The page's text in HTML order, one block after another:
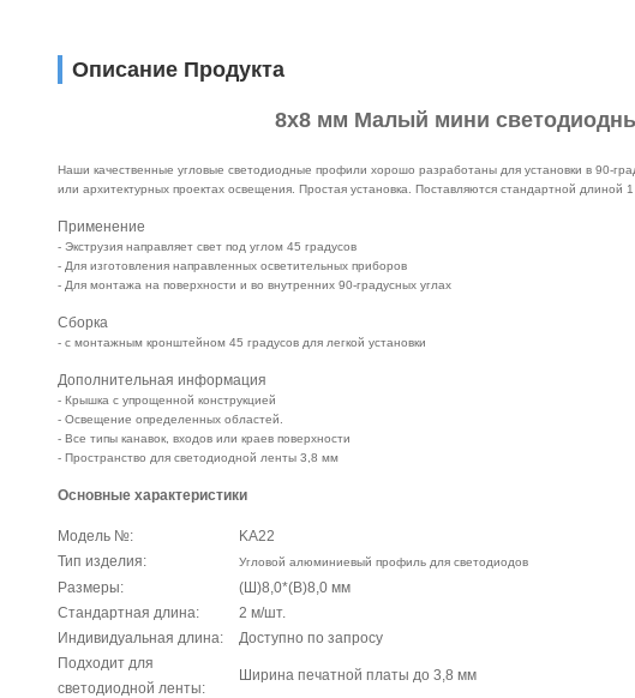
Описание Продукта
8x8 мм Малый мини
Наши качественные угловые светодиодные профили хорошо разработаны для установки в 90-
или архитектурных проектах освещения. Простая установка. Поставляются стандартной
Применение
- Экструзия направляет свет под углом 45 градусов
- Для изготовления направленных осветительных приборов
- Для монтажа на поверхности и во внутренних 90-градусных углах
Сборка
- с монтажным кронштейном 45 градусов для легкой установки
Дополнительная информация
- Крышка с упрощенной конструкцией
- Освещение определенных областей.
- Все типы канавок, входов или краев поверхности
- Пространство для светодиодной ленты 3,8 мм
Основные характеристики
Модель №:
KA22
Тип изделия:
Угловой алюминиевый профиль для светодиодов
Размеры:
(Ш)8,0*(В)8,0 мм
Стандартная длина:
2 м/шт.
Индивидуальная длина:
Доступно по запросу
Подходит для
светодиодной ленты:
Ширина печатной платы до 3,8 мм